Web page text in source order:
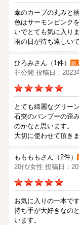
傘のカーブの丸みと
色はサーモンピンク
いでとても気に入りま
雨の日が待ち遠しい
ひろみさん（1件） 購
非公開 投稿日：2023
とても綺麗なグリー
石突のバンブーの歪
のかなと思います。
大切に使わせて頂きま
ももももさん（2件）
20代/女性 投稿日：
お気に入りの一本です
持ち手が大好きなの
います。